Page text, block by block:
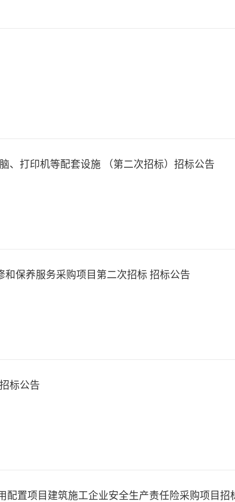
、打印机等配套设施 （第二次招标）招标公告
保养服务采购项目第二次招标 招标公告
标公告
置项目建筑施工企业安全生产责任险采购项目招